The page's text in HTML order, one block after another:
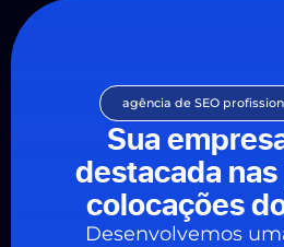
agência de SEO
Sua
destacada
colocações
Desenvolvemos